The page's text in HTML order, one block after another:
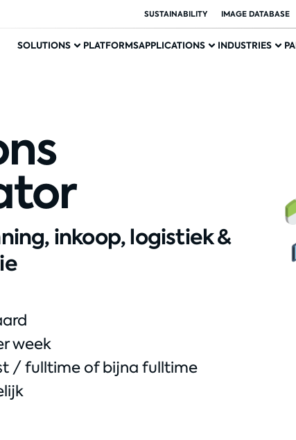
SUSTAINABILITY IMAGE DATABASE
SOLUTIONS PLATFORMSAPPLICATIONS INDUSTRIES
inkoop, logistiek &
week
/ fulltime of bijna fulltime